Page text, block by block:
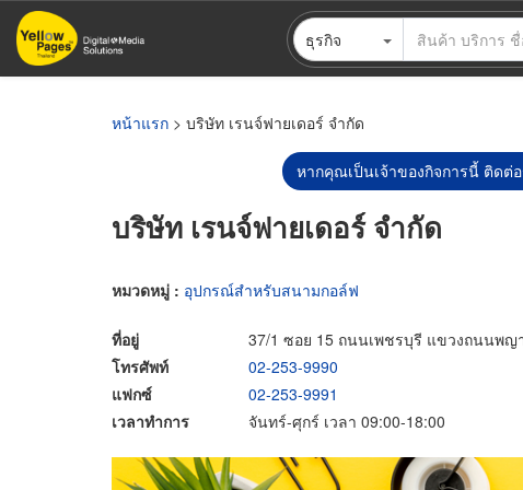
ข้าม
ไป
ธุรกิจ
หน้าแรก > บริษัท เรนจ์ฟายเดอร์ จำกัด
หากคุณเป็นเจ้าของกิจการนี้ ติดต่
บริษัท เรนจ์ฟายเดอร์ จำกัด
หมวดหมู่ : อุปกรณ์สำหรับสนามกอล์ฟ
ที่อยู่
37/1 ซอย 15 ถนนเพชรบุรี แขวงถนนพญ
โทรศัพท์
02-253-9990
แฟกซ์
02-253-9991
เวลาทำการ
จันทร์-ศุกร์ เวลา 09:00-18:00